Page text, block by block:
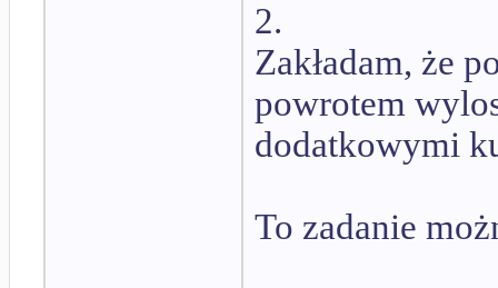
2.
Zakładam, że
powrotem
dodatkowymi
To zadanie